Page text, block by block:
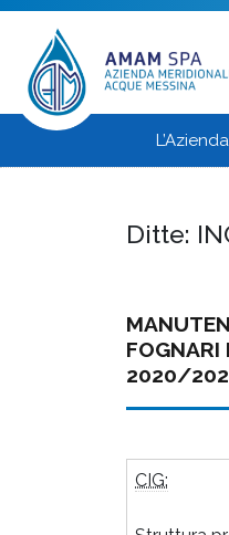
L’Azienda
Ditte:
FOGNARI
2020/
CIG: